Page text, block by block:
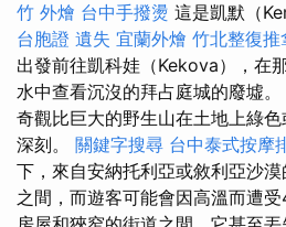
竹 外燴 台中手撥燙 這是凱默（
台胞證 遺失 宜蘭外燴 竹北整復推
出發前往凱科娃（Kekova），在
水中查看沉沒的拜占庭城的廢墟。
奇觀比巨大的野生山在土地上綠
深刻。 關鍵字搜尋 台中泰式按摩
下，來自安納托利亞或敘利亞沙
之間，而遊客可能會因高溫而遭